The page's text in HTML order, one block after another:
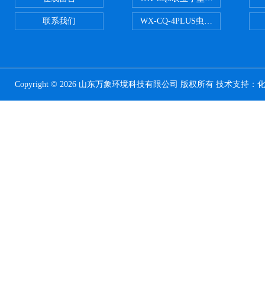
联系我们 WX-CQ-4PLUS虫情测报灯
Copyright © 2026 山东万象环境科技有限公司 版权所有 技术支持：